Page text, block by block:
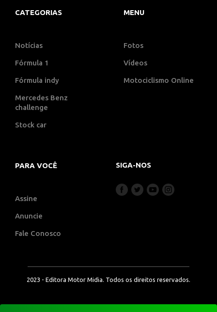
CATEGORIAS
Notícias
Fórmula 1
Fórmula indy
Mercedes Benz
challenge
Stock car
MENU
Fotos
Vídeos
Motociclismo Online
PARA VOCÊ
Assine
Anuncie
Fale Conosco
SIGA-NOS
2023 - Editora Motor Midia. Todos os direitos reservados.